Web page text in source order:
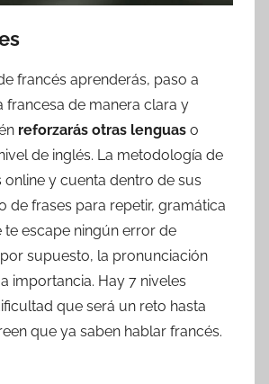
francés aprenderás, paso a
francesa de manera clara y
reforzarás otras lenguas o
de inglés. La metodología de
online y cuenta dentro de sus
de frases para repetir, gramática
te escape ningún error de
supuesto, la pronunciación
importancia. Hay 7 niveles
que será un reto hasta
que ya saben hablar francés.